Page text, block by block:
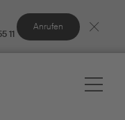
11
Anrufen